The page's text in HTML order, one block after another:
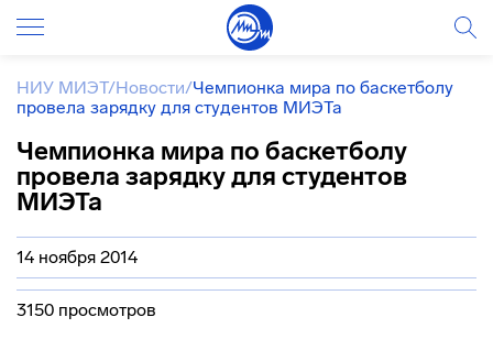
НИУ МИЭТ/Новости/Чемпионка мира по баскетболу
провела зарядку для студентов МИЭТа
Чемпионка мира по баскетболу
провела зарядку для студентов
МИЭТа
14 ноября 2014
3150 просмотров